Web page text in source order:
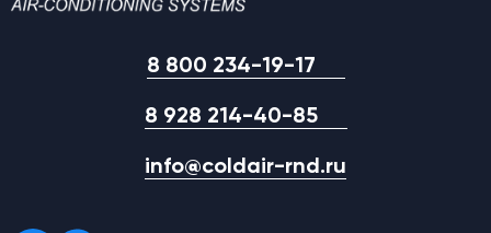
8 800 234-19-17
8 928 214-40-85
info@coldair-rnd.ru